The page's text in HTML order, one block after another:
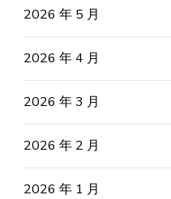
2026 年 5 月
2026 年 4 月
2026 年 3 月
2026 年 2 月
2026 年 1 月